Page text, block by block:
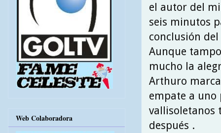
el autor del
seis minutos
conclusión
Aunque
mucho la
Arthuro
empate a uno
vallisoletanos
después .
Web Colaboradora